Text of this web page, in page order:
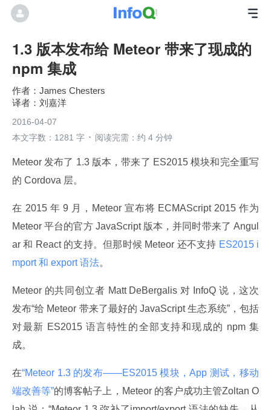
1.3 版本发布给 Meteor 带来了现成的
npm 集成
James Chesters
刘嘉洋
2016-04-07
本文字数：1281 字
阅读完需：约 4 分钟
Meteor 发布了 1.3 版本，带来了 ES2015 模块和完全重写
的 Cordova 层。
在 2015 年 9 月，Meteor 宣布将 ECMAScript 2015 作为
Meteor 平台的官方 JavaScript 版本，并同时带来了 Angul
ar 和 React 的支持。但那时候 Meteor 还不支持 ES2015 i
mport 和 export 语法。
Meteor 的共同创立者 Matt DeBergalis 对 InfoQ 说，这次
发布“给 Meteor 带来了最好的 JavaScript 生态系统”，包括
对最新 ES2015 语言特性的全部支持和现成的 npm 集
成。
在“Meteor 1.3 的发布——ES2015 模块，App 测试，移动
端改善等”的博客帖子上，Meteor 的客户成功主管Zoltan O